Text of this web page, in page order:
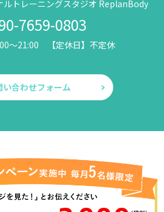
ルトレーニングスタジオ ReplanBody
7659-0803
～21:00 【定休日】不定休
い合わせフォーム